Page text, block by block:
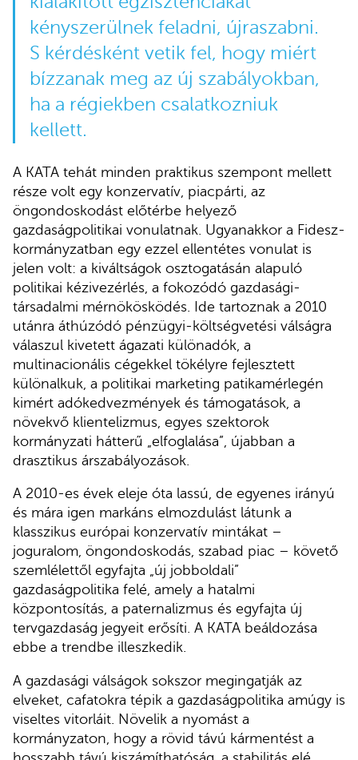
kényszerülnek feladni, újraszabni.
S kérdésként vetik fel, hogy miért
bízzanak meg az új szabályokban,
ha a régiekben csalatkozniuk
kellett.
A KATA tehát minden praktikus szempont mellett
része volt egy konzervatív, piacpárti, az
öngondoskodást előtérbe helyező
gazdaságpolitikai vonulatnak. Ugyanakkor a Fidesz-
kormányzatban egy ezzel ellentétes vonulat is
jelen volt: a kiváltságok osztogatásán alapuló
politikai kézivezérlés, a fokozódó gazdasági-
társadalmi mérnökösködés. Ide tartoznak a 2010
utánra áthúzódó pénzügyi-költségvetési válságra
válaszul kivetett ágazati különadók, a
multinacionális cégekkel tökélyre fejlesztett
különalkuk, a politikai marketing patikamérlegén
kimért adókedvezmények és támogatások, a
növekvő klientelizmus, egyes szektorok
kormányzati hátterű „elfoglalása”, újabban a
drasztikus árszabályozások.
A 2010-es évek eleje óta lassú, de egyenes irányú
és mára igen markáns elmozdulást látunk a
klasszikus európai konzervatív mintákat –
joguralom, öngondoskodás, szabad piac – követő
szemlélettől egyfajta „új jobboldali”
gazdaságpolitika felé, amely a hatalmi
központosítás, a paternalizmus és egyfajta új
tervgazdaság jegyeit erősíti. A KATA beáldozása
ebbe a trendbe illeszkedik.
A gazdasági válságok sokszor megingatják az
elveket, cafatokra tépik a gazdaságpolitika amúgy is
viseltes vitorláit. Növelik a nyomást a
kormányzaton, hogy a rövid távú kármentést a